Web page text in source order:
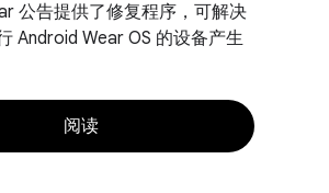
公告提供了修复程序，可解决
Android Wear OS 的设备产生
阅读